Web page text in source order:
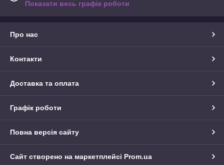
Показати весь графік роботи
Про нас
Контакти
Доставка та оплата
Графік роботи
Повна версія сайту
Сайт створено на маркетплейсі Prom.ua